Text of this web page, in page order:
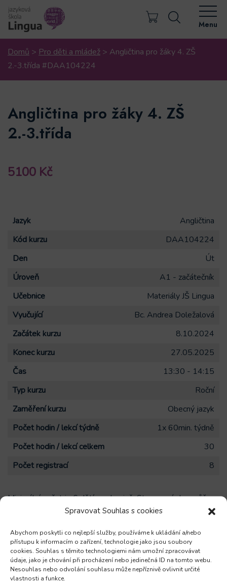
Spravovat Souhlas s cookies
Abychom poskytli co nejlepší služby, používáme k ukládání a/nebo
přístupu k informacím o zařízení, technologie jako jsou soubory
cookies. Souhlas s těmito technologiemi nám umožní zpracovávat
údaje, jako je chování při procházení nebo jedinečná ID na tomto webu.
Nesouhlas nebo odvolání souhlasu může nepříznivě ovlivnit určité
vlastnosti a funkce.
Menu
Domů > Pro děti a mládež > Angličtina pro žáky 4. ZŠ
2.-3.třída #DAA104224
Angličtina pro žáky 4. ZŠ
2.-3.třída
5100 Kč
Jazyk
Angličtina
Kód kurzu
DAA104224
Den
Út
Úroveň
A1 - začátečník
Učebnice
Materiály JŠ Lingua
Vyučující
Bc. Andrea Doležalová
Začátek kurzu
8.10.2024
Konec kurzu
27.05.2025
Čas
13:30 - 14:15
Typ kurzu
Roční
Zaměření kurzu
Obecný jazyk
Počet hodin / lekcí týdně
1x 60min. týdně
Počet hodin / lekcí celkem
30
Počet registrací
8
Minimální počet je 6 dětí ve skupině. Stanovený den může
být změněn dle rozvrhu školy. Určeno pro motivované děti,
vyloženě o doučování).